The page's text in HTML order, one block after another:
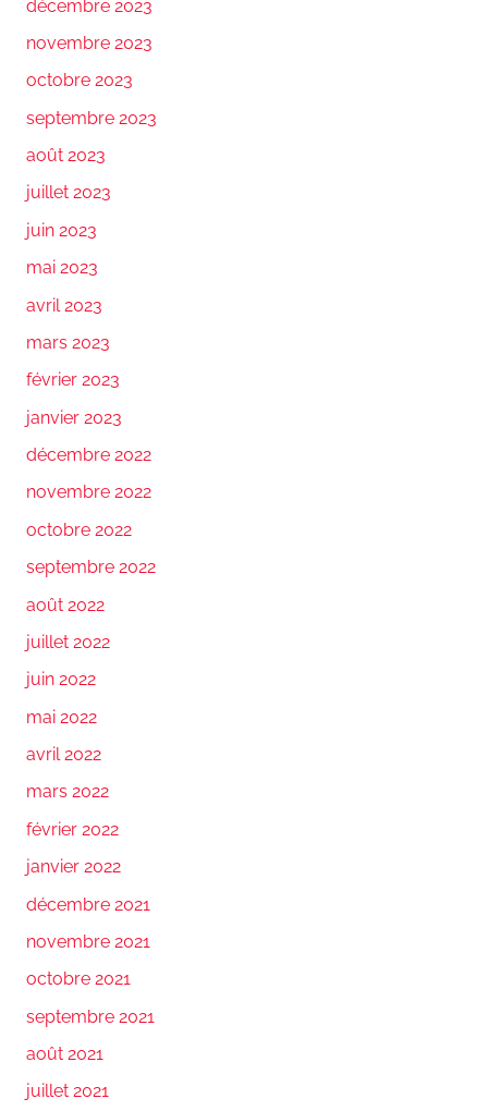
décembre 2023
novembre 2023
octobre 2023
septembre 2023
août 2023
juillet 2023
juin 2023
mai 2023
avril 2023
mars 2023
février 2023
janvier 2023
décembre 2022
novembre 2022
octobre 2022
septembre 2022
août 2022
juillet 2022
juin 2022
mai 2022
avril 2022
mars 2022
février 2022
janvier 2022
décembre 2021
novembre 2021
octobre 2021
septembre 2021
août 2021
juillet 2021